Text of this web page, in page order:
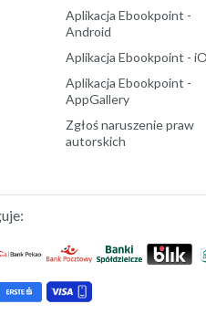
Aplikacja Ebookpoint -
Android
Aplikacja Ebookpoint -
Aplikacja Ebookpoint -
AppGallery
Zgłoś naruszenie praw
autorskich